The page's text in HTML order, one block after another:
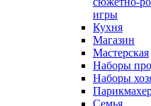
игры
Кухня
Магазин
Мастерская
Наборы
Наборы
Семья